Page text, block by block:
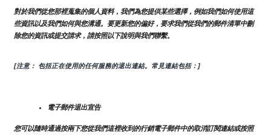
對於我們從您那裡蒐集的個人資料，我們為您提供某些選擇，例如我們如何使用這
些資訊以及我們如何與您溝通。要更新您的偏好，要求我們從我們的郵件清單中刪
除您的資訊或提交請求，請按照以下說明與我們聯繫。
[注意： 包括正在使用的任何服務的退出連結。常見連結包括：]
電子郵件退出宣告
您可以隨時通過按兩下您從我們這裡收到的行銷電子郵件中的取消訂閱連結或按照